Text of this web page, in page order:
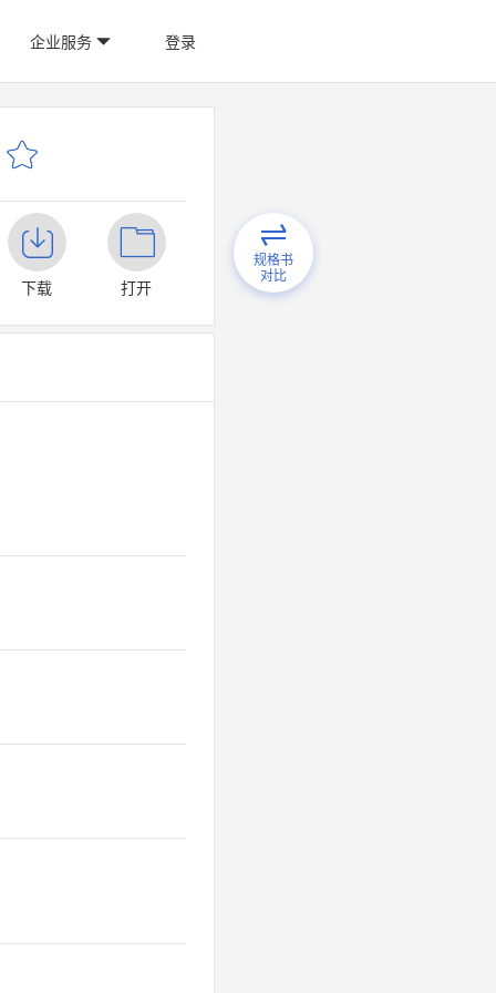
企业服务 登录
下载 打开
规格书
对比